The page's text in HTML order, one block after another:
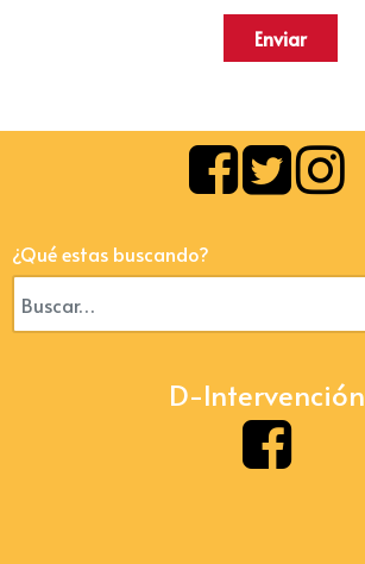
Enviar
¿Qué estas buscando?
D-Intervención